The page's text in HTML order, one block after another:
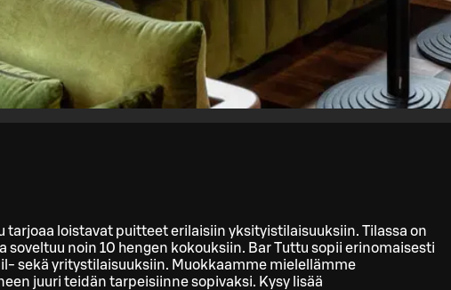
tarjoaa loistavat puitteet erilaisiin yksityistilaisuuksiin. Tilassa on
soveltuu noin 10 hengen kokouksiin. Bar Tuttu sopii erinomaisesti
sekä yritystilaisuuksiin. Muokkaamme mielellämme
juuri teidän tarpeisiinne sopivaksi. Kysy lisää